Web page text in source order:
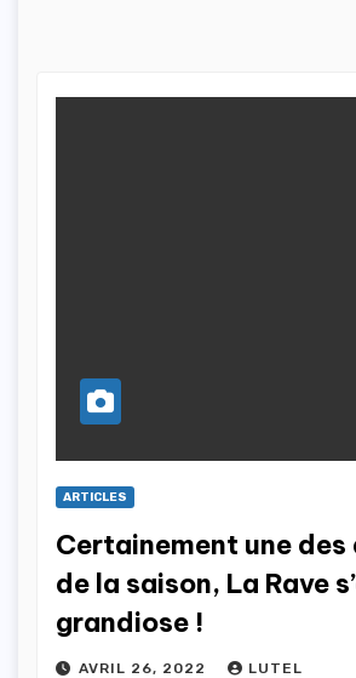
ARTICLES
Certainement une des
de la saison, La Rave
grandiose !
AVRIL 26, 2022 LUTEL